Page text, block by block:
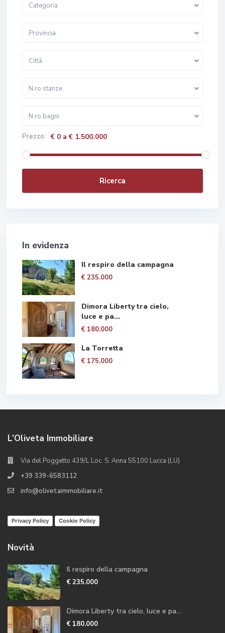
Categoria
Provincia
Città
N.ro stanze
N.ro bagni
Prezzo: € 0 a € 1.500.000
Ricerca
In evidenza
Il respiro della campagna
€ 235.000
Dimora Liberty tra cielo,
luce e pa...
€ 180.000
La Torretta
€ 175.000
L’Oliveta Immobiliare
Via del Poggetto 439/L Loc. S. Anna 55100 Lucca (LU)
+39 339-6583112
info@olivetaimmobiliare.it
Privacy Policy Cookie Policy
Novità
Il respiro della campagna
€ 235.000
Dimora Liberty tra cielo, luce e pa...
€ 180.000